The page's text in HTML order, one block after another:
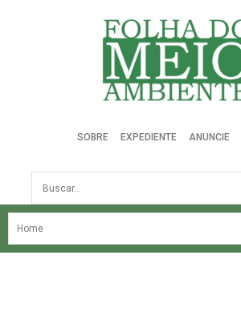
Folha do Meio Ambiente
SOBRE EXPEDIENTE ANUNCIE
Busca
NOSSA HISTÓRIA